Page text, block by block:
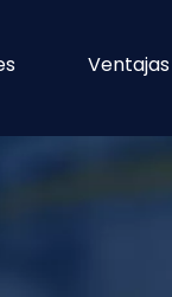
Ventajas